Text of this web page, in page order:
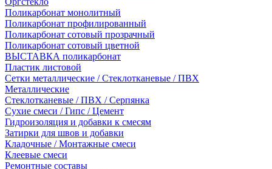
Поликарбонат монолитный
Поликарбонат профилированный
Поликарбонат сотовый прозрачный
Поликарбонат сотовый цветной
ВЫСТАВКА поликарбонат
Пластик листовой
Сетки металлические / Стеклотканевые / ПВХ
Металлические
Стеклотканевые / ПВХ / Серпянка
Сухие смеси / Гипс / Цемент
Гидроизоляция и добавки к смесям
Затирки для швов и добавки
Кладочные / Монтажные смеси
Клеевые смеси
Ремонтные составы